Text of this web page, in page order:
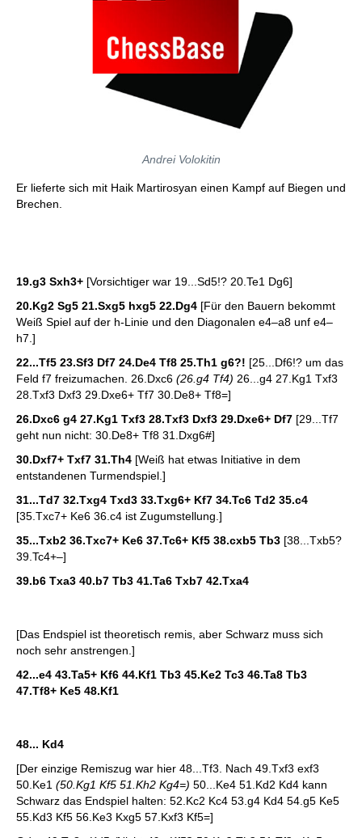
Andrei Volokitin
Er lieferte sich mit Haik Martirosyan einen Kampf auf Biegen und
Brechen.
19.g3 Sxh3+ [Vorsichtiger war 19...Sd5!? 20.Te1 Dg6]
20.Kg2 Sg5 21.Sxg5 hxg5 22.Dg4 [Für den Bauern bekommt
Weiß Spiel auf der h-Linie und den Diagonalen e4–a8 unf e4–
h7.]
22...Tf5 23.Sf3 Df7 24.De4 Tf8 25.Th1 g6?! [25...Df6!? um das
Feld f7 freizumachen. 26.Dxc6 (26.g4 Tf4) 26...g4 27.Kg1 Txf3
28.Txf3 Dxf3 29.Dxe6+ Tf7 30.De8+ Tf8=]
26.Dxc6 g4 27.Kg1 Txf3 28.Txf3 Dxf3 29.Dxe6+ Df7 [29...Tf7
geht nun nicht: 30.De8+ Tf8 31.Dxg6#]
30.Dxf7+ Txf7 31.Th4 [Weiß hat etwas Initiative in dem
entstandenen Turmendspiel.]
31...Td7 32.Txg4 Txd3 33.Txg6+ Kf7 34.Tc6 Td2 35.c4
[35.Txc7+ Ke6 36.c4 ist Zugumstellung.]
35...Txb2 36.Txc7+ Ke6 37.Tc6+ Kf5 38.cxb5 Tb3 [38...Txb5?
39.Tc4+–]
39.b6 Txa3 40.b7 Tb3 41.Ta6 Txb7 42.Txa4
[Das Endspiel ist theoretisch remis, aber Schwarz muss sich
noch sehr anstrengen.]
42...e4 43.Ta5+ Kf6 44.Kf1 Tb3 45.Ke2 Tc3 46.Ta8 Tb3
47.Tf8+ Ke5 48.Kf1
48... Kd4
[Der einzige Remiszug war hier 48...Tf3. Nach 49.Txf3 exf3
50.Ke1 (50.Kg1 Kf5 51.Kh2 Kg4=) 50...Ke4 51.Kd2 Kd4 kann
Schwarz das Endspiel halten: 52.Kc2 Kc4 53.g4 Kd4 54.g5 Ke5
55.Kd3 Kf5 56.Ke3 Kxg5 57.Kxf3 Kf5=]